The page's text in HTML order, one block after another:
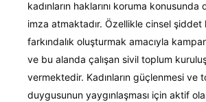
kadınların haklarını koruma konusunda
imza atmaktadır. Özellikle cinsel şiddet
farkındalık oluşturmak amacıyla
ve bu alanda çalışan sivil toplum
vermektedir. Kadınların güçlenmesi ve
duygusunun yaygınlaşması için aktif